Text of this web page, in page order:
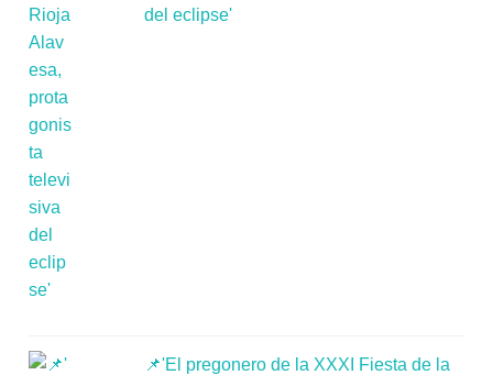
del eclipse'
📌'El pregonero de la XXXI Fiesta de la